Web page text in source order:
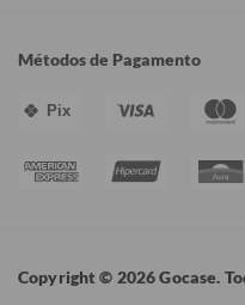
Métodos de Pagamento
Pix
Copyright © 2026 Gocase.